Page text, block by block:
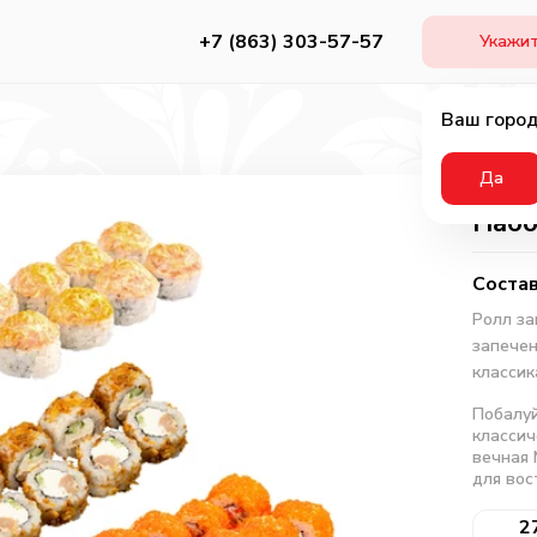
+7 (863) 303-57-57
Ваш
Да
Ролл
вечная
для